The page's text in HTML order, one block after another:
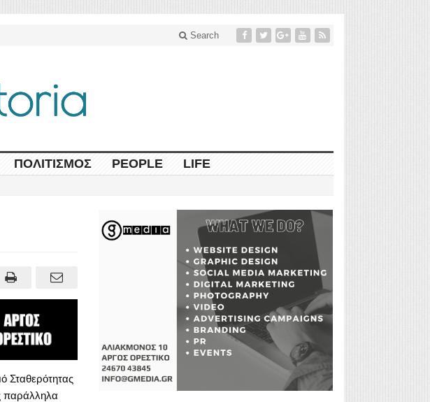
Search
ΠΟΛΙΤΙΣΜΌΣ PEOPLE LIFE
Σταθερότητας
παράλληλα